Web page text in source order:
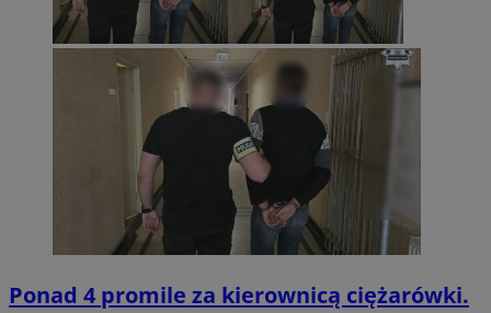
Ponad 4 promile za kierownicą ciężarówki.